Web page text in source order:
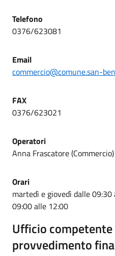
Telefono
0376/623081
Email
commercio@comune.san-
FAX
0376/623021
Operatori
Anna Frascatore (Commercio)
Orari
martedì e giovedì dalle
09:00 alle 12:00
Ufficio
provvedimento